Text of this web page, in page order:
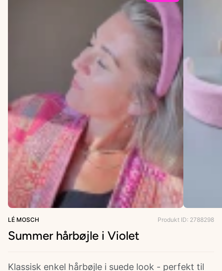
LÉ MOSCH Produkt ID: 2788298
Summer hårbøjle i Violet
Klassisk enkel hårbøjle i suede look - perfekt til